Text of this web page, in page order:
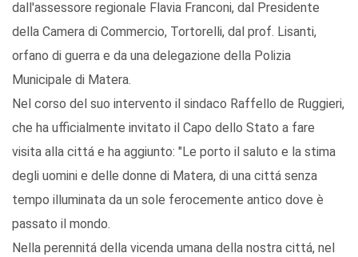
dall'assessore regionale Flavia Franconi, dal Presidente
della Camera di Commercio, Tortorelli, dal prof. Lisanti,
orfano di guerra e da una delegazione della Polizia
Municipale di Matera.
Nel corso del suo intervento il sindaco Raffello de Ruggieri,
che ha ufficialmente invitato il Capo dello Stato a fare
visita alla cittá e ha aggiunto: "Le porto il saluto e la stima
degli uomini e delle donne di Matera, di una cittá senza
tempo illuminata da un sole ferocemente antico dove è
passato il mondo.
Nella perennitá della vicenda umana della nostra cittá, nel